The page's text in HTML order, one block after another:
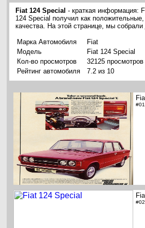
Fiat 124 Special - краткая информация:
124 Special получил как
качества. На этой странице, мы
Марка Автомобиля
Fiat
Модель
Fiat 124 Special
Кол-во просмотров
32125 просмотров
Рейтинг автомобиля
7.2 из 10